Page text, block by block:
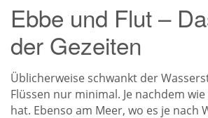
Ebbe und Flut –
der Gezeiten
Üblicherweise schwankt der
Flüssen nur minimal. Je nachdem
hat. Ebenso am Meer, wo es je nach